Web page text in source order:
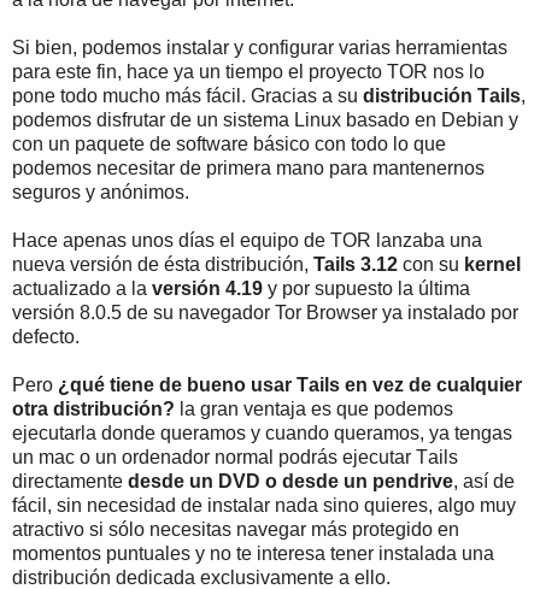
Si bien, podemos instalar y configurar varias herramientas
para este fin, hace ya un tiempo el proyecto TOR nos lo
pone todo mucho más fácil. Gracias a su distribución Tails,
podemos disfrutar de un sistema Linux basado en Debian y
con un paquete de software básico con todo lo que
podemos necesitar de primera mano para mantenernos
seguros y anónimos.
Hace apenas unos días el equipo de TOR lanzaba una
nueva versión de ésta distribución, Tails 3.12 con su kernel
actualizado a la versión 4.19 y por supuesto la última
versión 8.0.5 de su navegador Tor Browser ya instalado por
defecto.
Pero ¿qué tiene de bueno usar Tails en vez de cualquier
otra distribución? la gran ventaja es que podemos
ejecutarla donde queramos y cuando queramos, ya tengas
un mac o un ordenador normal podrás ejecutar Tails
directamente desde un DVD o desde un pendrive, así de
fácil, sin necesidad de instalar nada sino quieres, algo muy
atractivo si sólo necesitas navegar más protegido en
momentos puntuales y no te interesa tener instalada una
distribución dedicada exclusivamente a ello.